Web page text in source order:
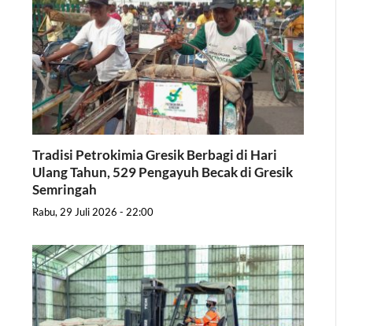
Tradisi Petrokimia Gresik Berbagi di Hari
Ulang Tahun, 529 Pengayuh Becak di Gresik
Semringah
Rabu, 29 Juli 2026 - 22:00